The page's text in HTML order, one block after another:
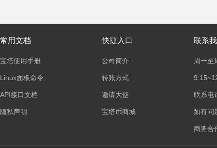
常用文档
宝塔使用手册
Linux面板命令
API接口文档
隐私声明
快捷入口
公司简介
转账方式
邀请大使
宝塔币商城
联系
周一至
联系电
如有问
商务合